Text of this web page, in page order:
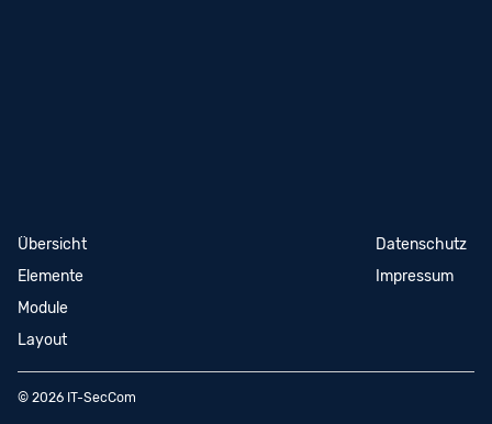
Navigation
überspringen
Übersicht
Elemente
Module
Layout
Navigation
überspringen
Datenschutz
Impressum
© 2026 IT-SecCom